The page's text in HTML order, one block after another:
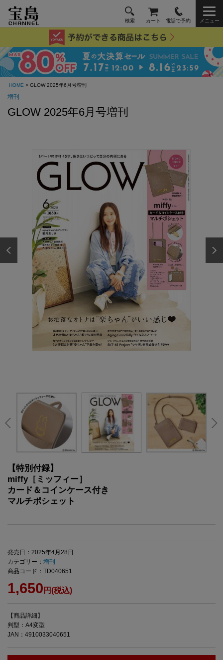
検索 カート 電話で予約 メニュー
HOME > GLOW 2025年6月号増刊
増刊
GLOW 2025年6月号増刊
【特別付録】
miffy［ミッフィー］
カード＆コインケース付き
マルチポシェット
発売日：2025年4月28日
カテゴリー： 増刊
商品コード：TD040651
1,650 円(税込)
【商品詳細】
判型：A4変型
JAN：4910033040651